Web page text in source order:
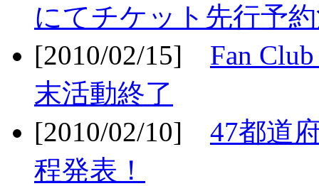
にてチケット先行予
[2010/02/15] Fan
末活動終了
[2010/02/10] 47都道
程発表！